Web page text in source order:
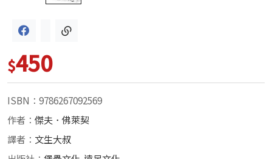
$450
ISBN：9786267092569
作者： 傑夫．佛萊契
譯者： 文生大叔